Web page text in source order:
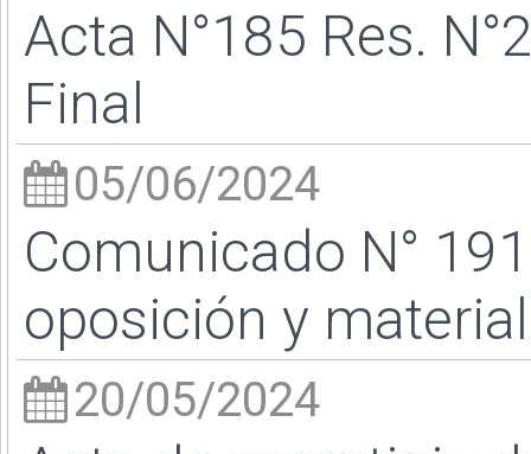
Acta N°185 Res.
Final
05/06/2024
Comunicado N°
oposición y
20/05/2024